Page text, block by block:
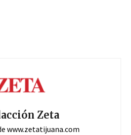
Zeta
www.zetatijuana.com